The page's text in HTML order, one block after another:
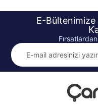
E-Bültenimize